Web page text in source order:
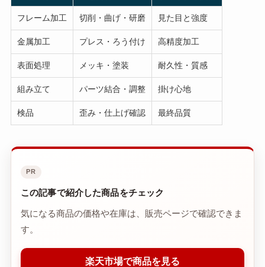
フレーム加工 切削・曲げ・研磨 見た目と強度
金属加工 プレス・ろう付け 高精度加工
表面処理 メッキ・塗装 耐久性・質感
組み立て パーツ結合・調整 掛け心地
検品 歪み・仕上げ確認 最終品質
PR
この記事で紹介した商品をチェック
気になる商品の価格や在庫は、販売ページで確認できま
す。
楽天市場で商品を見る